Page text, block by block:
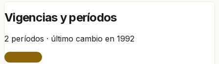
Vigencias y períodos
2 períodos · último cambio en 1992